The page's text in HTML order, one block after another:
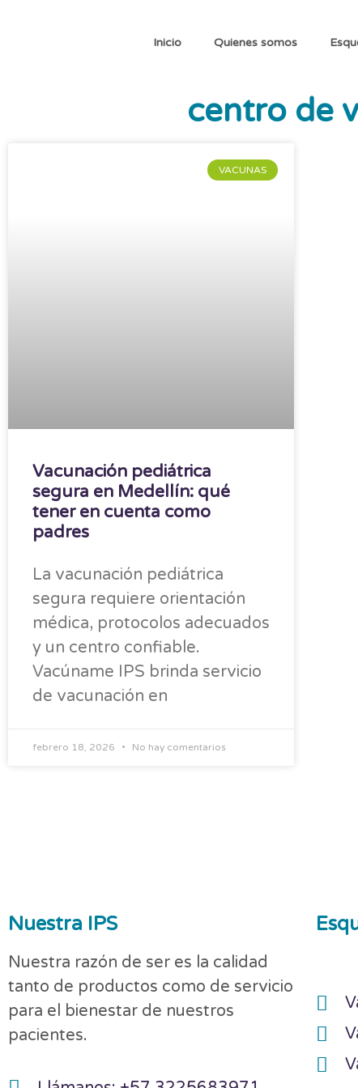
Inicio Quienes somos
centro de
VACUNAS
Vacunación pediátrica
segura en Medellín: qué
tener en cuenta como
padres
La vacunación pediátrica
segura requiere orientación
médica, protocolos adecuados
y un centro confiable.
Vacúname IPS brinda servicio
de vacunación en
febrero 18, 2026 No hay comentarios
Nuestra IPS
Nuestra razón de ser es la calidad
tanto de productos como de servicio
para el bienestar de nuestros
pacientes.